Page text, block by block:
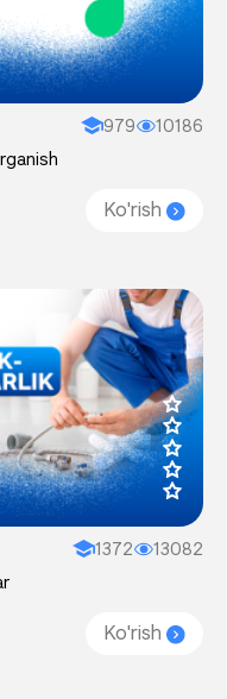
979
10186
Ko'rish
1372
13082
Ko'rish